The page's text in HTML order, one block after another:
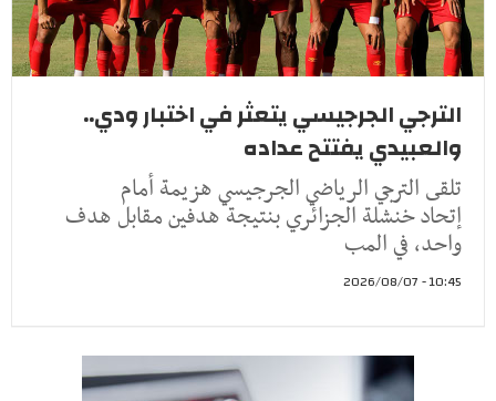
الترجي الجرجيسي يتعثر في اختبار ودي..
والعبيدي يفتتح عداده
تلقى الترجي الرياضي الجرجيسي هزيمة أمام
إتحاد خنشلة الجزائري بنتيجة هدفين مقابل هدف
واحد، في المب
10:45 - 2026/08/07